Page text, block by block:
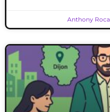
Anthony Roca